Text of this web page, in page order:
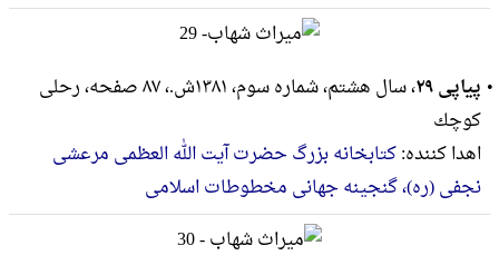
پیاپی ۲۹
، سال هشتم، شماره سوم، ۱۳۸۱ش.، ۸۷ صفحه، رحلى
كوچك
اهدا کننده:کتابخانه بزرگ حضرت آیت الله العظمی مرعشی
نجفی (ره)، گنجینه جهانی مخطوطات اسلامی